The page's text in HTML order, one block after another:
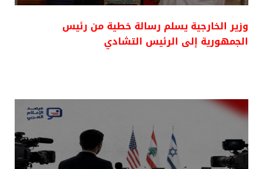
وزير الخارجية يسلم رسالة خطية من رئيس
الجمهورية إلى الرئيس التشادي